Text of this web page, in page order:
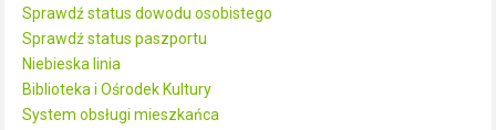
Sprawdź status dowodu osobistego
Sprawdź status paszportu
Niebieska linia
Biblioteka i Ośrodek Kultury
System obsługi mieszkańca